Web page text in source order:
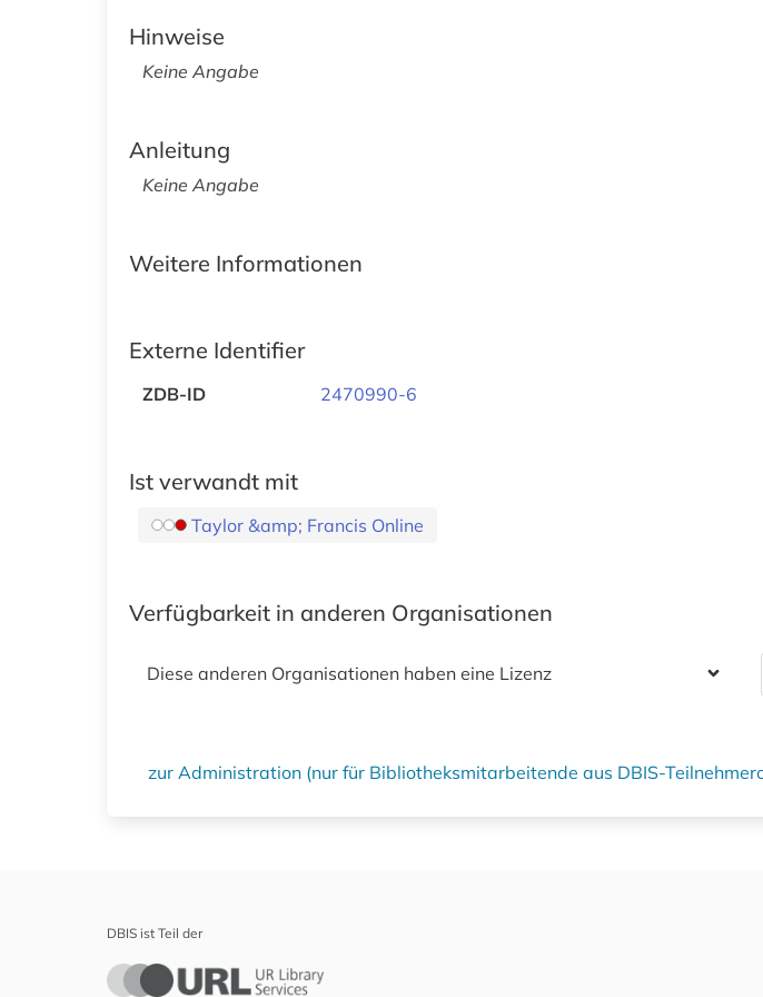
Hinweise
Keine Angabe
Anleitung
Keine Angabe
Weitere Informationen
Externe Identifier
ZDB-ID 2470990-6
Ist verwandt mit
Taylor &amp; Francis Online
Verfügbarkeit in anderen Organisationen
Diese anderen Organisationen haben eine Lizenz
zur Administration (nur für Bibliotheksmitarbeitende aus DBIS-
DBIS ist Teil der